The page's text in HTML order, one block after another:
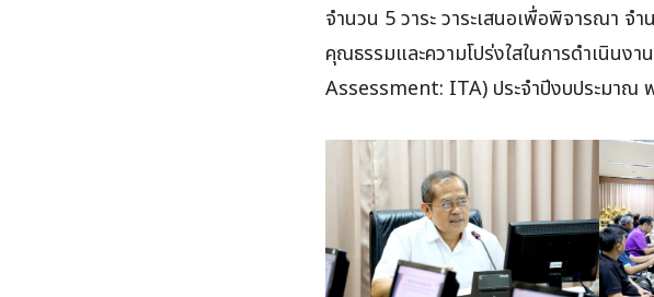
จำนวน 5 วาระ วาระเสนอเพื่อพิจารณา จ
คุณธรรมและความโปร่งใสในการดำเนิ
Assessment: ITA) ประจำปีงบประมาณ